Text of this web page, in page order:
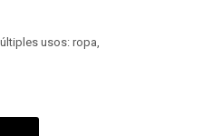
usos: ropa,